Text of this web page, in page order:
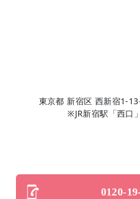
東京都 新宿区 西新宿1-
※JR新宿駅「西口
0120-